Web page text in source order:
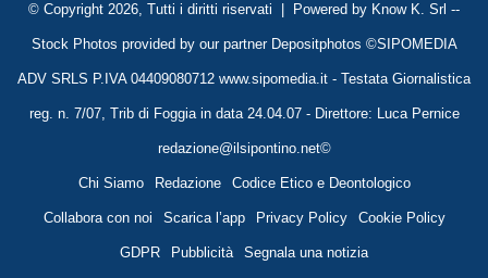
© Copyright 2026, Tutti i diritti riservati | Powered by Know K. Srl --
Stock Photos provided by our partner Depositphotos ©SIPOMEDIA
ADV SRLS P.IVA 04409080712 www.sipomedia.it - Testata Giornalistica
reg. n. 7/07, Trib di Foggia in data 24.04.07 - Direttore: Luca Pernice
redazione@ilsipontino.net©
Chi Siamo Redazione Codice Etico e Deontologico
Collabora con noi Scarica l’app Privacy Policy Cookie Policy
GDPR Pubblicità Segnala una notizia